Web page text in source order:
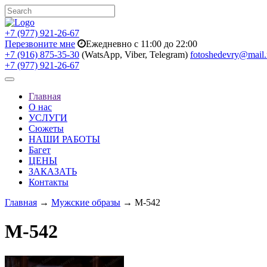
+7 (977) 921-26-67
Перезвоните мне
Ежедневно с 11:00 до 22:00
+7 (916) 875-35-30 (WatsApp, Viber, Telegram)
+7 (977) 921-26-67
Toggle
navigationГлавная
О нас
УСЛУГИ
Сюжеты
НАШИ РАБОТЫ
Багет
ЦЕНЫ
ЗАКАЗАТЬ
Контакты
Главная → Мужские образы → M-542
M-542